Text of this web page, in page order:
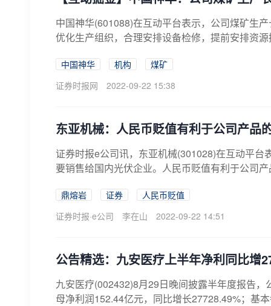
中国神华(601088)在互动平台表示，公司煤矿生
优化生产组织，合理安排设备检修，提前安排资
中国神华 机构
煤矿
证券时报网
2022-09-22 15:38
东亚机械：人民币贬值有利于公司产品
证券时报e公司讯，东亚机械(301028)在互动平
要销售给国内光伏企业。人民币贬值有利于公司
鼎熔岩 证券
人民币贬值
证券时报·e公司
李在山 2022-09-22 14:51
公告精选：九安医疗上半年净利同比增
九安医疗(002432)8月29日晚间披露半年度报告
母净利润152.44亿元，同比增长27728.49%；基